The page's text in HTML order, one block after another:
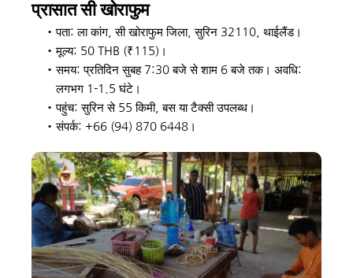
प्रासात सी खोराफुम
पता: ला कांग, सी खोराफुम जिला, सुरिन 32110, थाईलैंड।
मूल्य: 50 THB (₹115)।
समय: प्रतिदिन सुबह 7:30 बजे से शाम 6 बजे तक। अवधि:
लगभग 1-1.5 घंटे।
पहुंच: सुरिन से 55 किमी, बस या टैक्सी उपलब्ध।
संपर्क: +66 (94) 870 6448।